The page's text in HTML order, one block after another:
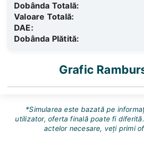
Dobânda Totală:
Valoare Totală:
DAE:
Dobânda Plătită:
Grafic
*Simularea este bazată pe
utilizator, oferta finală poate fi
actelor necesare, veți primi